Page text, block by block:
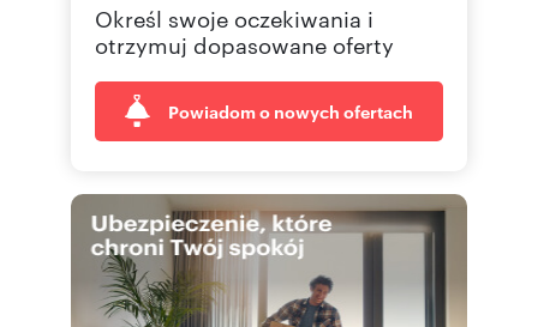
Określ swoje oczekiwania i
otrzymuj dopasowane oferty
Powiadom o nowych ofertach